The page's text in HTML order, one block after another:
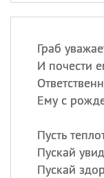
Граб
И почести
Ему с
Пусть
Пускай
Пускай